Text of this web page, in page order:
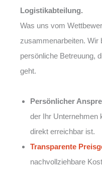
Logistikabteilung.
Was uns vom
zusammenarbeiten. Wir
persönliche Betreuung,
geht.
Persönlicher
der Ihr Unternehmen
direkt erreichbar ist.
Transparente
nachvollziehbare